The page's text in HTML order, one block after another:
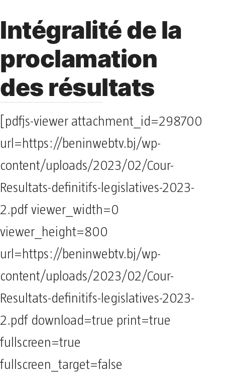
Intégralité de la
proclamation
des résultats
[pdfjs-viewer attachment_id=298700
url=https://beninwebtv.bj/wp-
content/uploads/2023/02/Cour-
Resultats-definitifs-legislatives-2023-
2.pdf viewer_width=0
viewer_height=800
url=https://beninwebtv.bj/wp-
content/uploads/2023/02/Cour-
Resultats-definitifs-legislatives-2023-
2.pdf download=true print=true
fullscreen=true
fullscreen_target=false